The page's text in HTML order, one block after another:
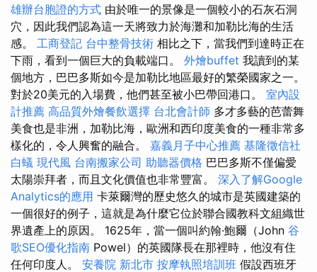
雄辦台胞證的方式 由於唯一的景像是一個較小的石灰石洞
穴，因此我們認為這一天將致力於海灘和加勒比海的生活
感。 工商登記 台中整骨技術 相比之下，當我們到達時正在
下雨，看到一個巨大的負載端口。 外燴buffet 我讀到的某
個地方，巴巴多斯如今是加勒比地區最好的繁榮國家之一。
對於20美元的入場費，他們甚至被小巴帶回港口。 室內設
計推薦 高品質外燴餐飲選擇 台北會計師 多才多藝的芭蕾舞
美食也是非洲，加勒比海，歐洲和西印度美食的一種非常多
樣化的，令人興奮的融合。 嘉義月子中心推薦 基隆徵信社
白蟻 現代風 台南搬家公司 助聽器價格 巴巴多斯不僅偏愛
太陽崇拜者，而且文化價值也非常豐富。 深入了解Google
Analytics的應用 卡萊爾灣的歷史悠久的城市是英國建築的
一個很好的例子，這就是為什麼它位於聯合國教科文組織世
界遺產上的原因。 1625年，當一個叫約翰·鮑爾（John 谷
歌SEO優化指南 Powel）的英國隊長在那裡時，他沒有住
任何印度人。 安養院 新北市 按摩執照培訓班 假設西班牙